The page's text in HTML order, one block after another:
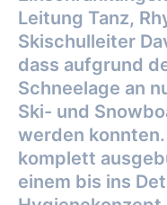
Leitung Tanz,
Skischulleiter
dass aufgrund
Schneelage an
Ski- und
werden konnten.
komplett
einem bis ins